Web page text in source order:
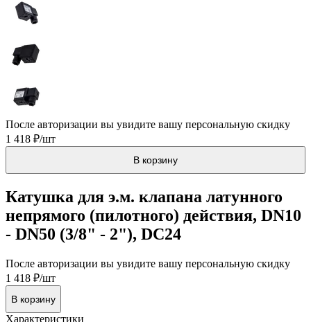
После авторизации вы увидите вашу персональную скидку
1 418 ₽/шт
В корзину
Катушка для э.м. клапана латунного
непрямого (пилотного) действия, DN10
- DN50 (3/8" - 2"), DC24
После авторизации вы увидите вашу персональную скидку
1 418 ₽/шт
В корзину
Характеристики